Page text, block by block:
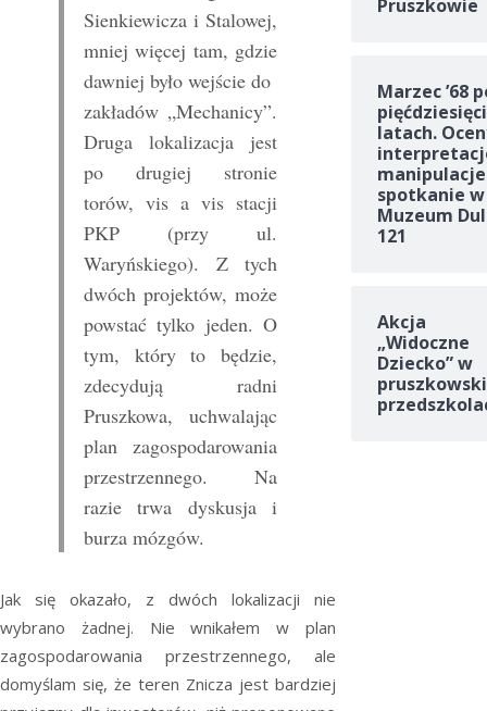
Sienkiewicza i Stalowej,
mniej więcej tam, gdzie
dawniej było wejście do
zakładów „Mechanicy”.
Druga lokalizacja jest
po drugiej stronie
torów, vis a vis stacji
PKP (przy ul.
Waryńskiego). Z tych
dwóch projektów, może
powstać tylko jeden. O
tym, który to będzie,
zdecydują radni
Pruszkowa, uchwalając
plan zagospodarowania
przestrzennego. Na
razie trwa dyskusja i
burza mózgów.
Jak się okazało, z dwóch lokalizacji nie
wybrano żadnej. Nie wnikałem w plan
zagospodarowania przestrzennego, ale
domyślam się, że teren Znicza jest bardziej
Pruszkowie
Marzec ’68
latach.
spotkanie w
Muzeum
121
Akcja
„Widoczne
Dziecko” w